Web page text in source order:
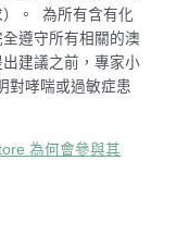
。 為所有含有化
遵守所有相關的澳
建議之前，專家小
對哮喘或過敏症患
為何會參與其